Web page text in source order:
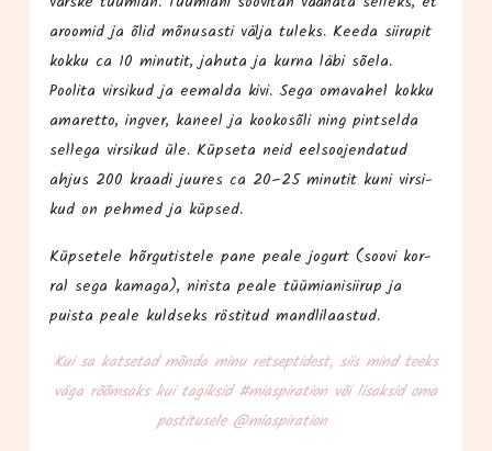
aroo­mid ja õlid mõnu­sas­ti väl­ja tuleks. Kee­da sii­ru­pit
kok­ku ca 10 minu­tit, jahu­ta ja kur­na läbi sõe­la.
Poo­li­ta vir­si­kud ja eemal­da kivi. Sega oma­va­hel kok­ku
ama­ret­to, ing­ver, kaneel ja koo­kos­õli ning pint­sel­da
sel­le­ga vir­si­kud üle. Küp­se­ta neid eel­soo­jen­da­tud
ahjus 200 kraa­di juu­res ca 20–25 minu­tit kuni vir­si­
kud on peh­med ja küpsed.
Küp­se­te­le hõr­gu­tis­te­le pane pea­le jogurt (soo­vi kor­
ral sega kama­ga), niris­ta pea­le tüü­mia­ni­sii­rup ja
puis­ta pea­le kuld­seks rös­ti­tud mandlilaastud.
Kui sa kat­se­tad mõn­da minu ret­sep­ti­dest, siis mind teeks
väga rõõm­saks kui tagik­sid #mias­pi­ra­tion või lisak­sid oma
pos­ti­tu­se­le @miaspiration